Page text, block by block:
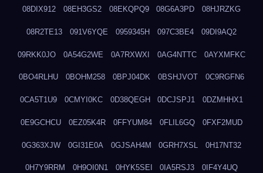
08DIX912 08EH3GS2 08EKQPQ9 08G6A3PD 08HJRZKG
08R2TE13 091V6YQE 0959345H 097C3BE4 09DI9AQ2
09RKK0JO 0A54G2WE 0A7RXWXI 0AG4NTTC 0AYXMFKC
0BO4RLHU 0BOHM258 0BPJ04DK 0BSHJVOT 0C9RGFN6
0CA5T1U9 0CMYI0KC 0D38QEGH 0DCJSPJ1 0DZMHHX1
0E9GCHCU 0EZ05K4R 0FFYUM84 0FLIL6GQ 0FXF2MUD
0G363XJW 0GI31E0A 0GJSAH4M 0GRH7XSL 0H17NT32
0H7Y9RRM 0H9OI0N1 0HYK5SEI 0IA5RSJ3 0IF4Y4UQ